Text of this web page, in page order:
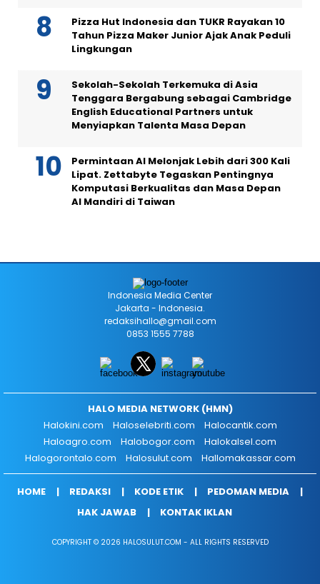
Pizza Hut Indonesia dan TUKR Rayakan 10
Tahun Pizza Maker Junior Ajak Anak Peduli
Lingkungan
Sekolah-Sekolah Terkemuka di Asia
Tenggara Bergabung sebagai Cambridge
English Educational Partners untuk
Menyiapkan Talenta Masa Depan
Permintaan AI Melonjak Lebih dari 300 Kali
Lipat. Zettabyte Tegaskan Pentingnya
Komputasi Berkualitas dan Masa Depan
AI Mandiri di Taiwan
Indonesia Media Center
Jakarta - Indonesia.
redaksihallo@gmail.com
0853 1555 7788
HALO MEDIA NETWORK (HMN)
Halokini.com
Haloselebriti.com
Halocantik.com
Haloagro.com
Halobogor.com
Halokalsel.com
Halogorontalo.com
Halosulut.com Hallomakassar.com
HOME REDAKSI KODE ETIK
PEDOMAN MEDIA
HAK JAWAB
KONTAK IKLAN
COPYRIGHT © 2026 HALOSULUT.COM - ALL RIGHTS RESERVED